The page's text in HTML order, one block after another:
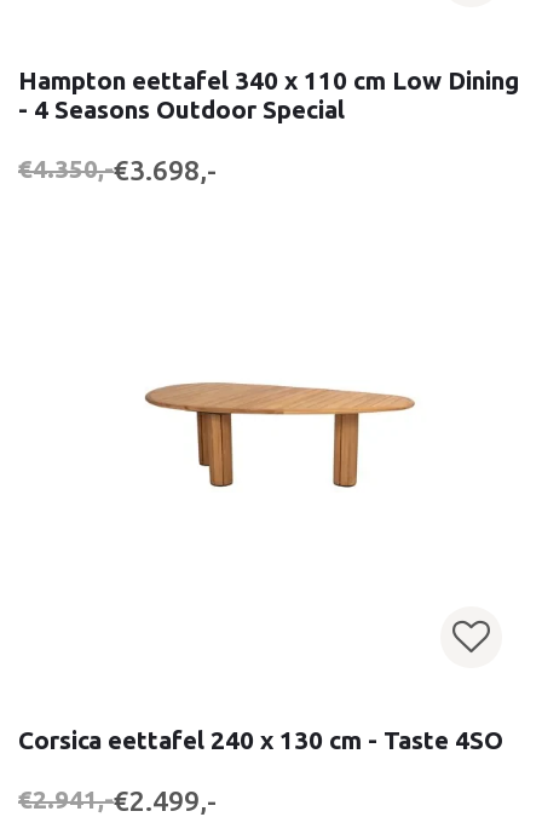
Hampton eettafel 340 x 110 cm Low Dining
- 4 Seasons Outdoor Special
€4.350,-€3.698,-
Corsica eettafel 240 x 130 cm - Taste 4SO
€2.941,-€2.499,-